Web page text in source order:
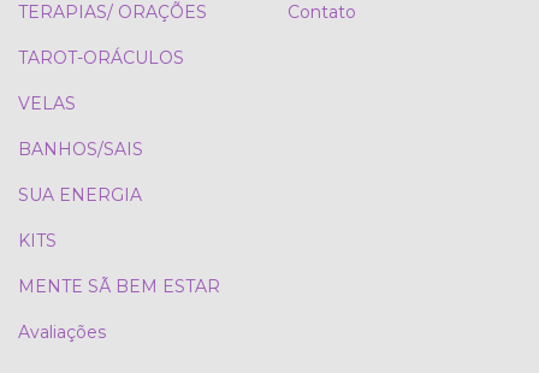
TERAPIAS/ ORAÇÕES
TAROT-ORÁCULOS
VELAS
BANHOS/SAIS
SUA ENERGIA
KITS
MENTE SÃ BEM ESTAR
Avaliações
Contato